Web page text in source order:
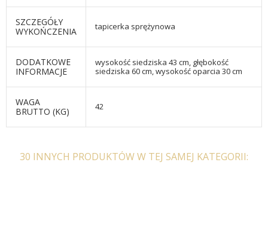
SZCZEGÓŁY
WYKOŃCZENIA
tapicerka sprężynowa
DODATKOWE
INFORMACJE
wysokość siedziska 43 cm, głębokość
siedziska 60 cm, wysokość oparcia 30 cm
WAGA
BRUTTO (KG)
42
30 INNYCH PRODUKTÓW W TEJ SAMEJ KATEGORII: